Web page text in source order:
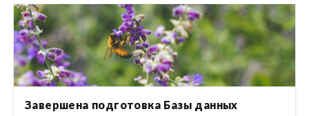
Завершена подготовка Базы данных